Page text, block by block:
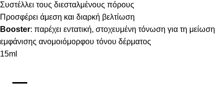
Συστέλλει τους διεσταλμένους πόρους
Προσφέρει άμεση και διαρκή βελτίωση
Booster: παρέχει εντατική, στοχευμένη τόνωση για τη μείωση
εμφάνισης ανομοιόμορφου τόνου δέρματος
15ml